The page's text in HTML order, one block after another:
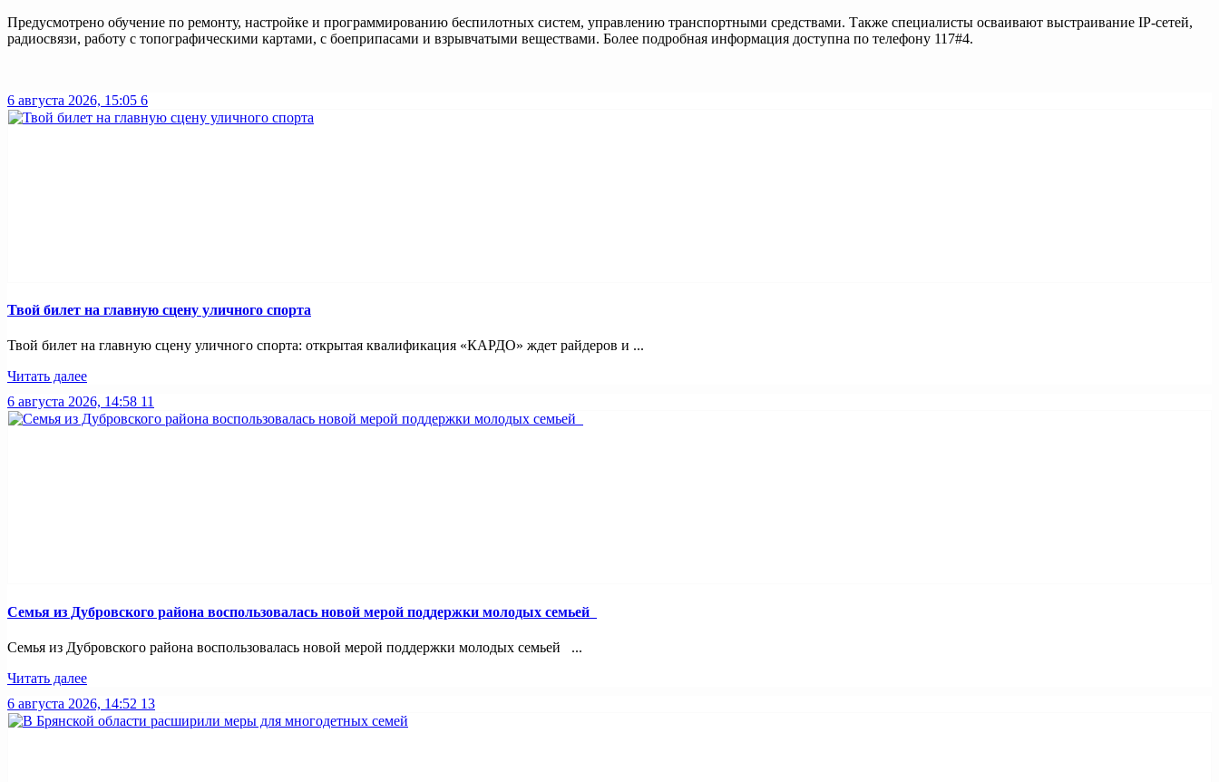
Предусмотрено обучение по ремонту, настройке и программированию беспилотных систем, управлению транспортными средствами. Также специалисты осваивают выстраивание IP-сетей,
радиосвязи, работу с топографическими картами, с боеприпасами и взрывчатыми веществами. Более подробная информация доступна по телефону 117#4.
6 августа 2026, 15:05 6
Твой билет на главную сцену уличного спорта
Твой билет на главную сцену уличного спорта: открытая квалификация «КАРДО» ждет райдеров и ...
Читать далее
6 августа 2026, 14:58 11
Семья из Дубровского района воспользовалась новой мерой поддержки молодых семьей
Семья из Дубровского района воспользовалась новой мерой поддержки молодых семьей ...
Читать далее
6 августа 2026, 14:52 13